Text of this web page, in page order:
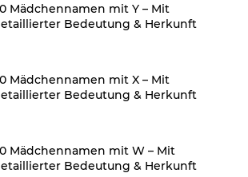
Mädchennamen mit Y – Mit
Bedeutung & Herkunft
Mädchennamen mit X – Mit
Bedeutung & Herkunft
Mädchennamen mit W – Mit
Bedeutung & Herkunft